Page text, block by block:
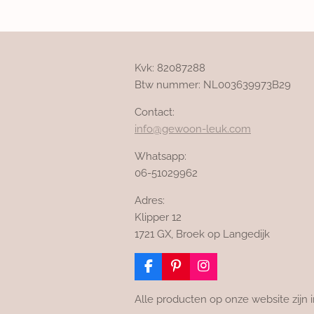
Kvk: 82087288
Btw nummer: NL003639973B29
Contact:
info@gewoon-leuk.com
Whatsapp:
06-51029962
Adres:
Klipper 12
1721 GX, Broek op Langedijk
F
a
c
P
i
n
I
n
s
Alle producten op onze website zijn